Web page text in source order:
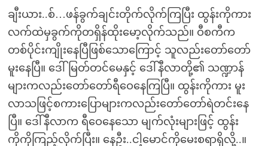
ချီးယား..စ်…ဖန်ခွက်ချင်းတိုက်လိုက်ကြပြီး ထွန်းကိုကား
လက်ထဲမှခွက်ကိုတရှိန်ထိုးမော့လိုက်သည်။ ဝီစကီက
တစ်ပိုင်းကျိုးနေပြီဖြစ်သောကြောင့် သူလည်းတော်တော်
မူးနေပြီ။ ဒေါ်မြတ်တင်မေနှင့် ဒေါ်နီလာတို့၏ သဏ္ဍာန်
များကလည်းတော်တော်ရီဝေနေကြပြီ။ ထွန်းကိုကား မူး
လာသဖြင့်စကားပြောများကလည်းတော်တော်ရဲတင်းနေ
ပြီ။ ဒေါ်နီလာက ရီဝေနေသော မျက်လုံးများဖြင့် ထွန်း
ကိုကိုကြည့်လိုက်ပြီး။ နေဦး..ငါ့မောင်ကိုမေးစရာရှိလို့..။